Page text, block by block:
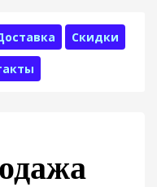
Скидки